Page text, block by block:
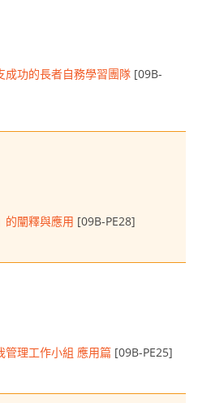
成功的長者自務學習團隊 [09B-
的闡釋與應用 [09B-PE28]
管理工作小組 應用篇 [09B-PE25]